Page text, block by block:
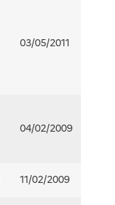
03/05/2011
04/02/2009
11/02/2009